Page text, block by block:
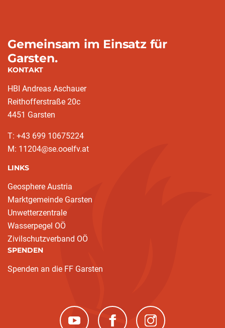
Gemeinsam im Einsatz für
Garsten.
KONTAKT
HBI Andreas Aschauer
Reithofferstraße 20c
4451 Garsten
T: ‭+43 699 10675224‬
M: 11204@se.ooelfv.at
LINKS
Geosphere Austria
Marktgemeinde Garsten
Unwetterzentrale
Wasserpegel OÖ
Zivilschutzverband OÖ
SPENDEN
Spenden an die FF Garsten